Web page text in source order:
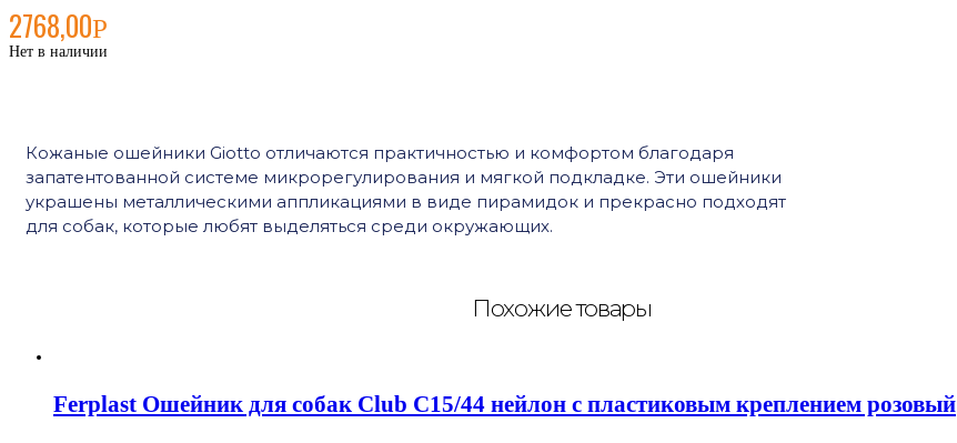
2768,00Р
Нет в наличии
Кожаные ошейники Giotto отличаются практичностью и комфортом благодаря
запатентованной системе микрорегулирования и мягкой подкладке. Эти ошейники
украшены металлическими аппликациями в виде пирамидок и прекрасно подходят
для собак, которые любят выделяться среди окружающих.
Похожие товары
Ferplast Ошейник для собак Club C15/44 нейлон с пластиковым креплением розовый